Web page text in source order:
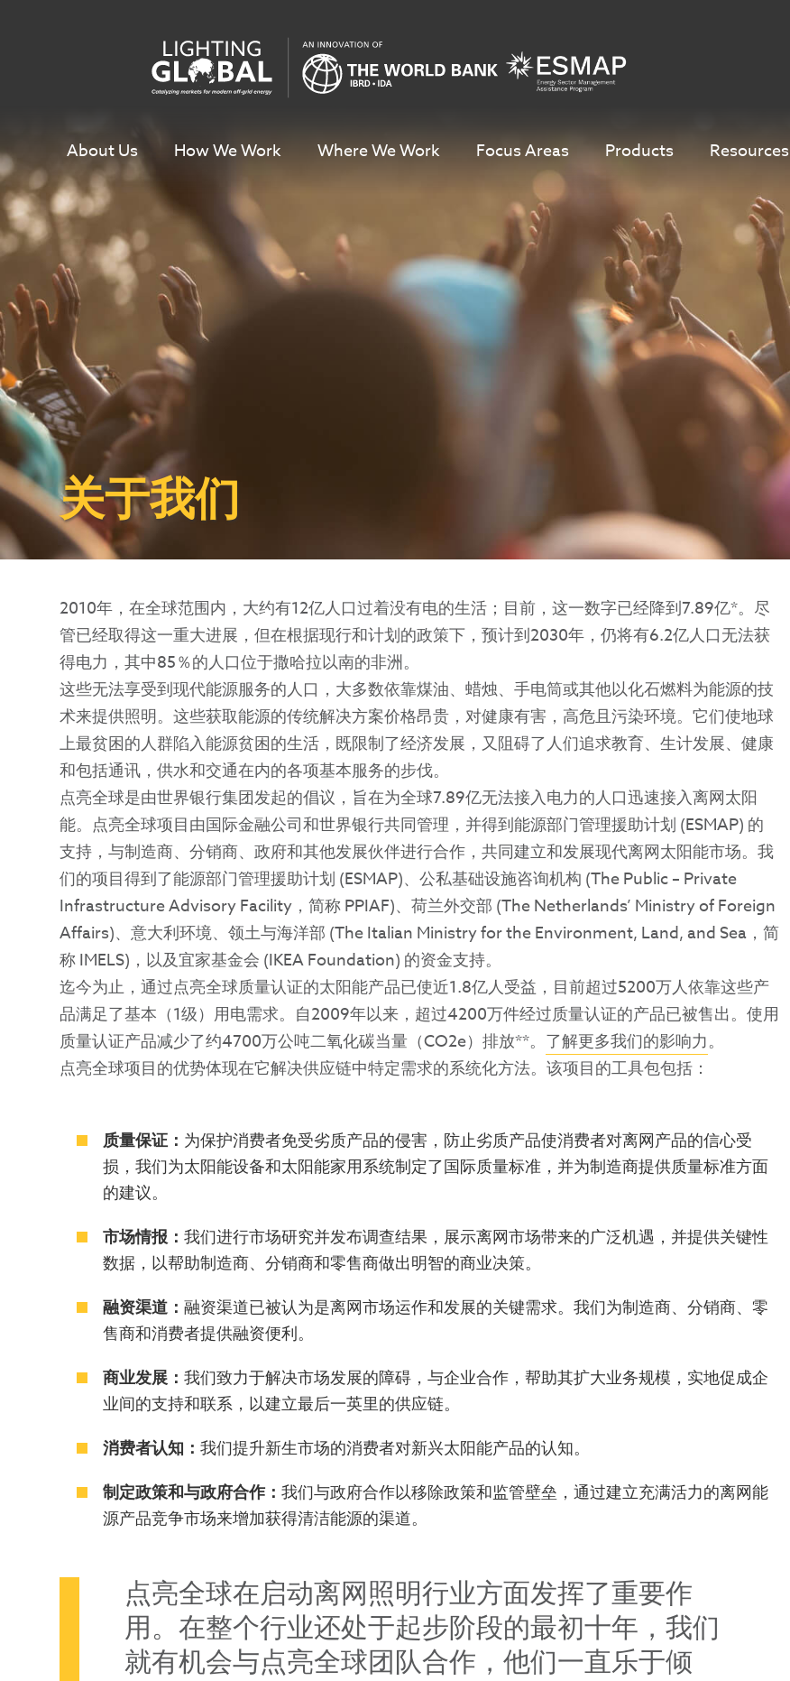
About Us How We Work Where We Work Focus Areas Products Resources
关于我们
2010年，在全球范围内，大约有12亿人口过着没有电的生活；目前，这一数字已经降到7.89亿*。尽
管已经取得这一重大进展，但在根据现行和计划的政策下，预计到2030年，仍将有6.2亿人口无法获
得电力，其中85％的人口位于撒哈拉以南的非洲。
这些无法享受到现代能源服务的人口，大多数依靠煤油、蜡烛、手电筒或其他以化石燃料为能源的技
术来提供照明。这些获取能源的传统解决方案价格昂贵，对健康有害，高危且污染环境。它们使地球
上最贫困的人群陷入能源贫困的生活，既限制了经济发展，又阻碍了人们追求教育、生计发展、健康
和包括通讯，供水和交通在内的各项基本服务的步伐。
点亮全球是由世界银行集团发起的倡议，旨在为全球7.89亿无法接入电力的人口迅速接入离网太阳
能。点亮全球项目由国际金融公司和世界银行共同管理，并得到能源部门管理援助计划 (ESMAP) 的
支持，与制造商、分销商、政府和其他发展伙伴进行合作，共同建立和发展现代离网太阳能市场。我
们的项目得到了能源部门管理援助计划 (ESMAP)、公私基础设施咨询机构 (The Public – Private
Infrastructure Advisory Facility，简称 PPIAF)、荷兰外交部 (The Netherlands’ Ministry of Foreign
Affairs)、意大利环境、领土与海洋部 (The Italian Ministry for the Environment, Land, and Sea，简
称 IMELS)，以及宜家基金会 (IKEA Foundation) 的资金支持。
迄今为止，通过点亮全球质量认证的太阳能产品已使近1.8亿人受益，目前超过5200万人依靠这些产
品满足了基本（1级）用电需求。自2009年以来，超过4200万件经过质量认证的产品已被售出。使用
质量认证产品减少了约4700万公吨二氧化碳当量（CO2e）排放**。 了解更多我们的影响力。
点亮全球项目的优势体现在它解决供应链中特定需求的系统化方法。该项目的工具包包括：
质量保证： 为保护消费者免受劣质产品的侵害，防止劣质产品使消费者对离网产品的信心受
损，我们为太阳能设备和太阳能家用系统制定了国际质量标准，并为制造商提供质量标准方面
的建议。
市场情报： 我们进行市场研究并发布调查结果，展示离网市场带来的广泛机遇，并提供关键性
数据，以帮助制造商、分销商和零售商做出明智的商业决策。
融资渠道： 融资渠道已被认为是离网市场运作和发展的关键需求。我们为制造商、分销商、零
售商和消费者提供融资便利。
商业发展： 我们致力于解决市场发展的障碍，与企业合作，帮助其扩大业务规模，实地促成企
业间的支持和联系，以建立最后一英里的供应链。
消费者认知 ： 我们提升新生市场的消费者对新兴太阳能产品的认知。
制定政策和与政府合作： 我们与政府合作以移除政策和监管壁垒，通过建立充满活力的离网能
源产品竞争市场来增加获得清洁能源的渠道。
点亮全球在启动离网照明行业方面发挥了重要作
用。在整个行业还处于起步阶段的最初十年，我们
就有机会与点亮全球团队合作，他们一直乐于倾